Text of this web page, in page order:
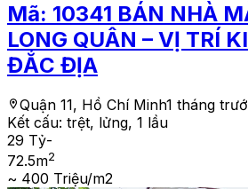
Mã: 10341 BÁN NHÀ
LONG QUÂN – VỊ TRÍ
ĐẮC ĐỊA
Quận 11, Hồ Chí Minh1 tháng
Kết cấu: trệt, lửng, 1 lầu
29 Tỷ-
72.5m2
~ 400 Triệu/m2